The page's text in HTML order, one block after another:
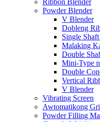
Powder Blender
V Blender
Dobleng
Single
Malaking
Double
Mini-Type
Double
Vertical
V Blender
Vibrating Screen
Awtomatikong
Powder Filling